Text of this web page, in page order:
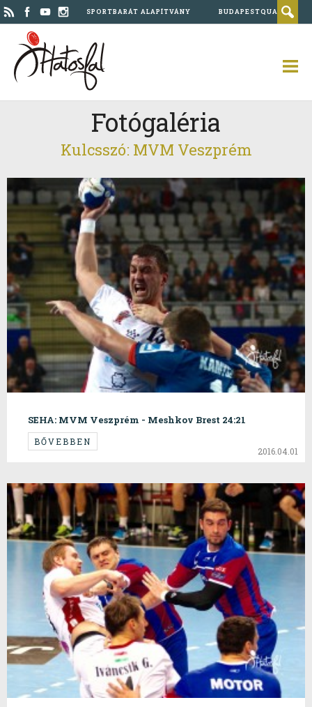
SPORTBARÁT ALAPÍTVÁNY BUDAPESTQUAD
Fotógaléria
Kulcsszó: MVM Veszprém
SEHA: MVM Veszprém - Meshkov Brest 24:21
BŐVEBBEN
2016.04.01